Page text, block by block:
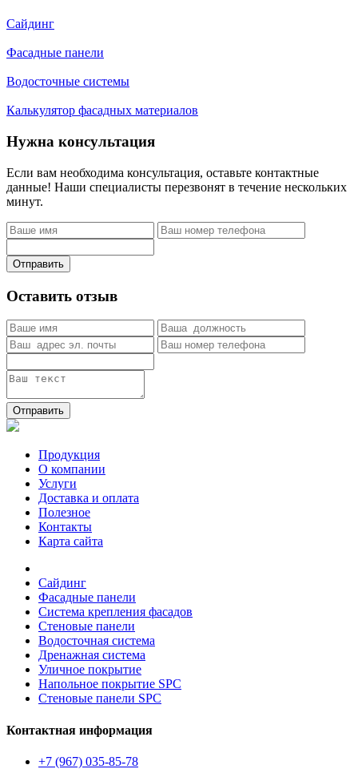
Сайдинг
Фасадные панели
Водосточные системы
Калькулятор фасадных материалов
Нужна консультация
Если вам необходима консультация, оставьте контактные
данные! Наши специалисты перезвонят в течение нескольких
минут.
Отправить
Оставить отзыв
Отправить
Продукция
О компании
Услуги
Доставка и оплата
Полезное
Контакты
Карта сайта
Сайдинг
Фасадные панели
Система крепления фасадов
Стеновые панели
Водосточная система
Дренажная система
Уличное покрытие
Напольное покрытие SPC
Стеновые панели SPC
Контактная информация
+7 (967) 035-85-78